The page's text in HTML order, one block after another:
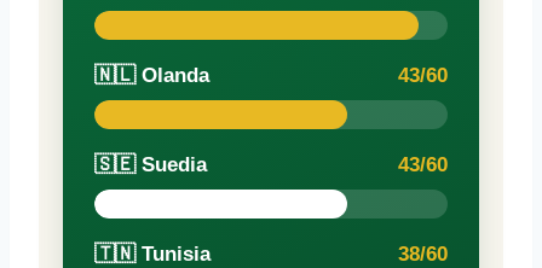
🇳🇱 Olanda 43/60
🇸🇪 Suedia 43/60
🇹🇳 Tunisia 38/60